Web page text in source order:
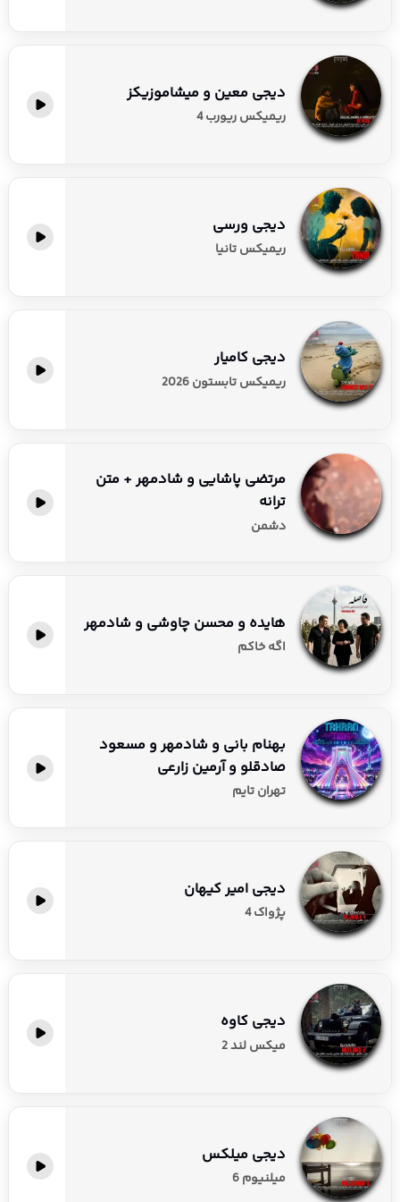
دیجی معین و میشاموزیکز
ریمیکس ریورب 4
دیجی ورسی
ریمیکس تانیا
دیجی کامیار
ریمیکس تابستون 2026
مرتضی پاشایی و شادمهر + متن
ترانه
دشمن
هایده و محسن چاوشی و شادمهر
اگه خاکم
بهنام بانی و شادمهر و مسعود
صادقلو و آرمین زارعی
تهران تایم
دیجی امیر کیهان
پژواک 4
دیجی کاوه
میکس لند 2
دیجی میلکس
میلنیوم 6